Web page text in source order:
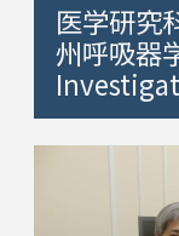
医学研究
州呼吸器